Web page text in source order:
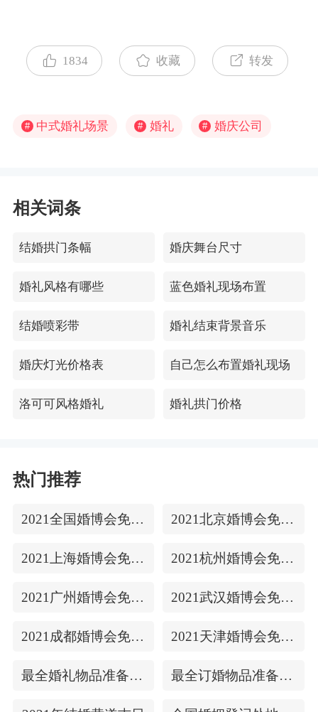
1834 收藏 转发
# 中式婚礼场景 # 婚礼 # 婚庆公司
相关词条
结婚拱门条幅 婚庆舞台尺寸
婚礼风格有哪些 蓝色婚礼现场布置
结婚喷彩带 婚礼结束背景音乐
婚庆灯光价格表 自己怎么布置婚礼现场
洛可可风格婚礼 婚礼拱门价格
热门推荐
2021全国婚博会免费门票 2021北京婚博会免费门票
2021上海婚博会免费门票 2021杭州婚博会免费门票
2021广州婚博会免费门票 2021武汉婚博会免费门票
2021成都婚博会免费门票 2021天津婚博会免费门票
最全婚礼物品准备清单 最全订婚物品准备清单